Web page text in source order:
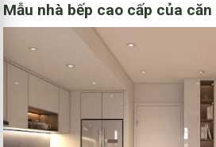
Mẫu nhà bếp cao cấp của